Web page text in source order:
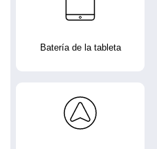
Batería de la tableta